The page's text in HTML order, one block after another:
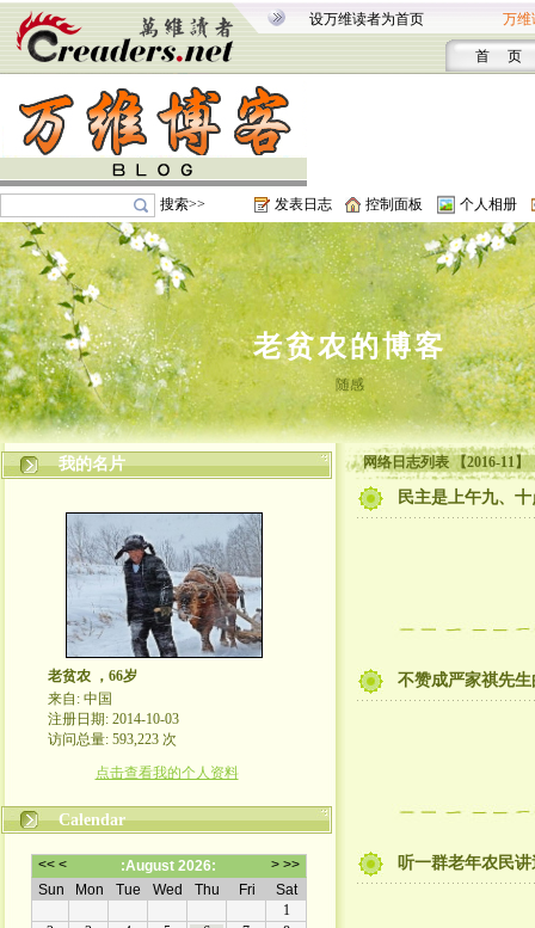
设万维读者为首页 万维
首 页
搜索>> 发表日志 控制面板 个人相册
老贫农的博客
随感
我的名片
老贫农 ，66岁
来自: 中国
注册日期: 2014-10-03
访问总量: 593,223 次
点击查看我的个人资料
Calendar
网络日志列表 【2016-11】
民主是上午九、
不赞成严家祺先
听一群老年农民